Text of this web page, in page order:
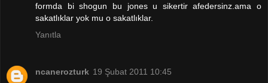
formda bi shogun bu jones u sikertir afedersinz.ama o
sakatlıklar yok mu o sakatlıklar.
Yanıtla
ncanerozturk 19 Şubat 2011 10:45